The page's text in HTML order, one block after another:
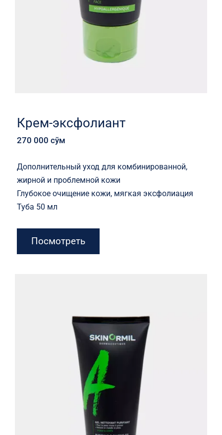
Крем-эксфолиант
270 000сўм
Дополнительный уход для комбинированной,
жирной и проблемной кожи
Глубокое очищение кожи, мягкая эксфолиация
Туба 50 мл
Посмотреть
Очищающий гель